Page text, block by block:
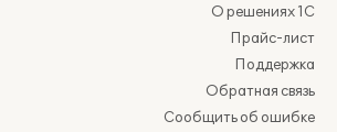
О решениях 1С
Прайс-лист
Поддержка
Обратная связь
Сообщить об ошибке